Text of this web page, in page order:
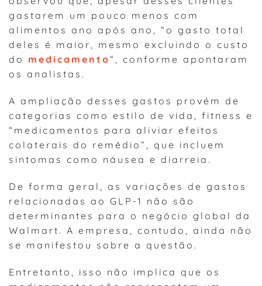
gastarem um pouco menos com
alimentos ano após ano, “o gasto total
deles é maior, mesmo excluindo o custo
do medicamento“, conforme apontaram
os analistas.
A ampliação desses gastos provém de
categorias como estilo de vida, fitness e
“medicamentos para aliviar efeitos
colaterais do remédio”, que incluem
sintomas como náusea e diarreia.
De forma geral, as variações de gastos
relacionadas ao GLP-1 não são
determinantes para o negócio global da
Walmart. A empresa, contudo, ainda não
se manifestou sobre a questão.
Entretanto, isso não implica que os